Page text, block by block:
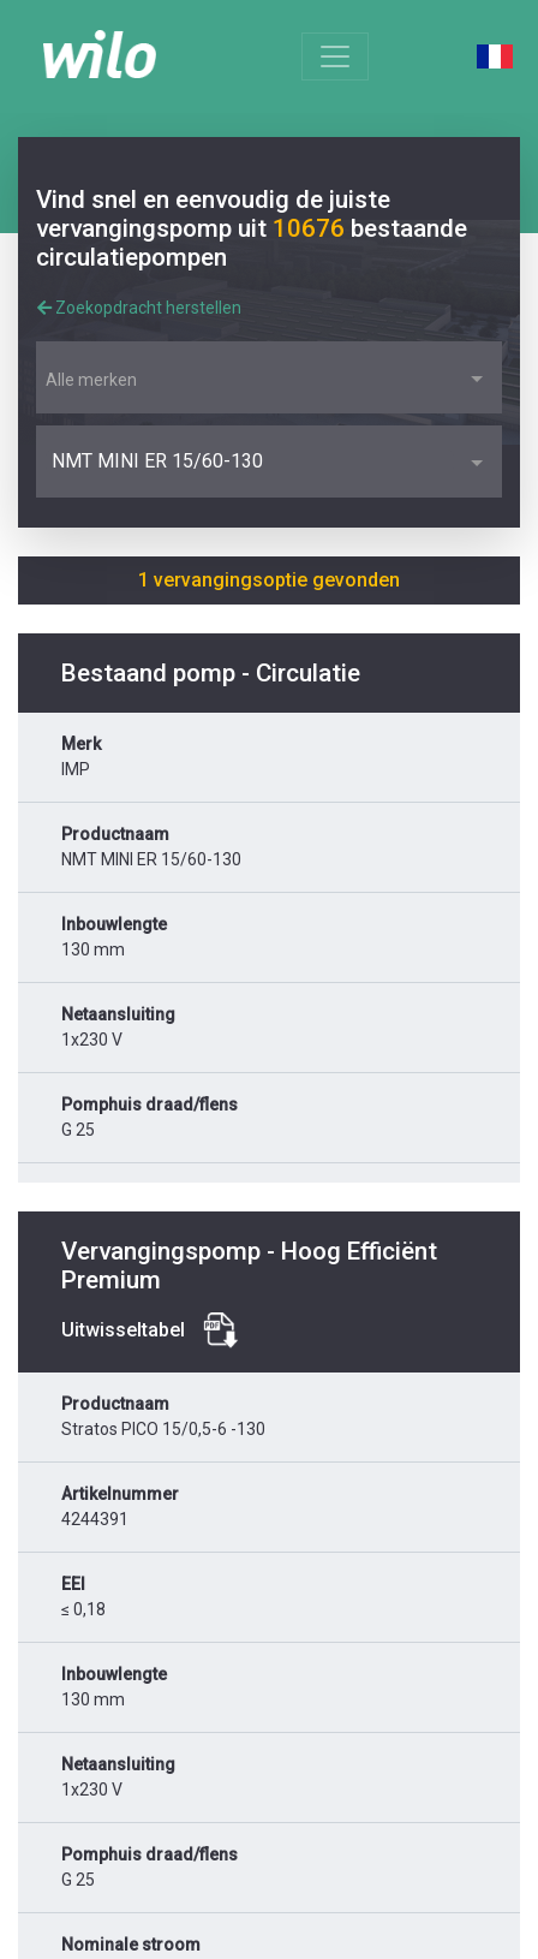
Vind snel en eenvoudig de juiste
vervangingspomp uit 10676 bestaande
circulatiepompen
Zoekopdracht herstellen
Alle merken
NMT MINI ER 15/60-130
1 vervangingsoptie gevonden
Bestaand pomp - Circulatie
Merk
IMP
Productnaam
NMT MINI ER 15/60-130
Inbouwlengte
130 mm
Netaansluiting
1x230 V
Pomphuis draad/flens
G 25
Vervangingspomp - Hoog Efficiënt
Premium
Uitwisseltabel
Productnaam
Stratos PICO 15/0,5-6 -130
Artikelnummer
4244391
EEI
≤ 0,18
Inbouwlengte
130 mm
Netaansluiting
1x230 V
Pomphuis draad/flens
G 25
Nominale stroom